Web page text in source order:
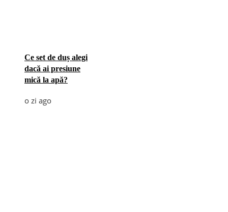
Ce set de duș alegi
dacă ai presiune
mică la apă?
o zi ago